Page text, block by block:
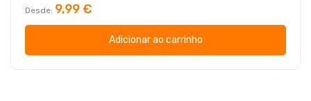
Desde 9,99 €
Adicionar ao carrinho